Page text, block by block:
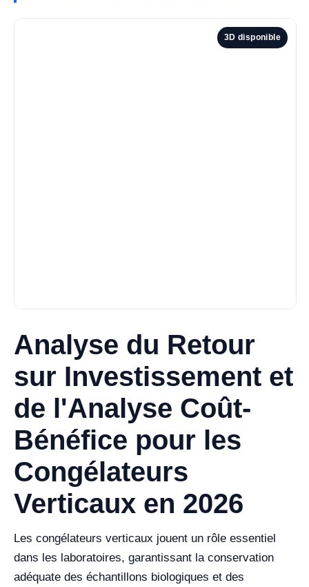
3D disponible
Analyse du Retour
sur Investissement et
de l'Analyse Coût-
Bénéfice pour les
Congélateurs
Verticaux en 2026
Les congélateurs verticaux jouent un rôle essentiel
dans les laboratoires, garantissant la conservation
adéquate des échantillons biologiques et des